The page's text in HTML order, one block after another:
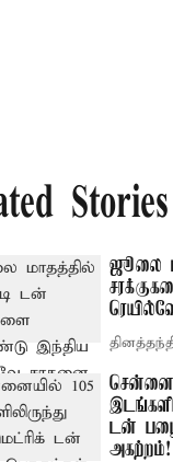
Stories
ஜூலை
டன்
அகற்றம்!